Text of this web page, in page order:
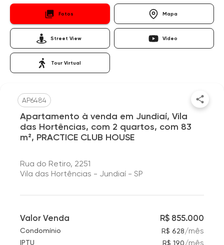
Fotos Mapa
Street View Vídeo
Tour Virtual
AP6484
Apartamento à venda em Jundiaí, Vila
das Hortências, com 2 quartos, com 83
m², PRACTICE CLUB HOUSE
Rua do Retiro, 2251
Vila das Hortências - Jundiaí - SP
Valor Venda R$ 855.000
Condomínio R$ 628/mês
IPTU R$ 190/mês